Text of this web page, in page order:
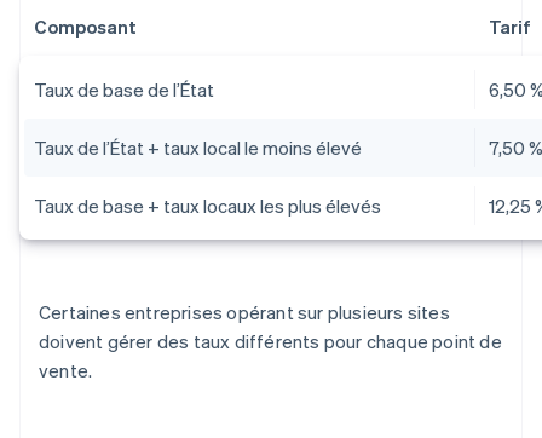
Composant Tarif
Taux de base de l’État 6,50
Taux de l’État + taux local le moins élevé 7,50 %
Taux de base + taux locaux les plus élevés 12,25
Certaines entreprises opérant sur plusieurs sites
doivent gérer des taux différents pour chaque point de
vente.